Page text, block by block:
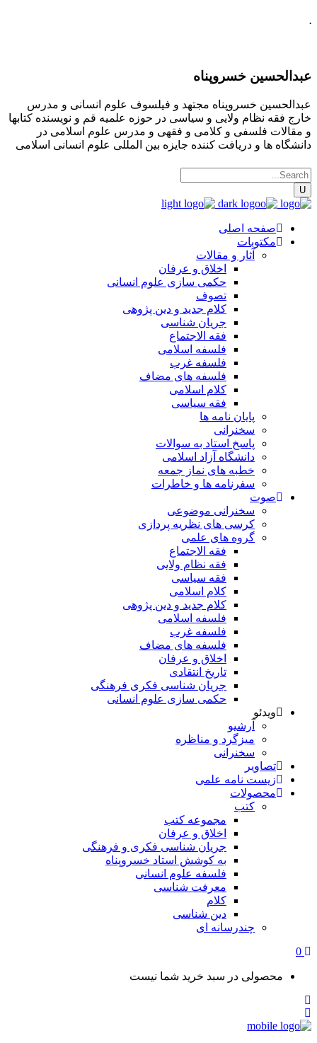
.
عبدالحسین خسروپناه
عبدالحسین خسروپناه مجتهد و فیلسوف علوم انسانی و مدرس
خارج فقه نظام ولایی و سیاسی در حوزه علمیه قم و نویسنده کتابها
و مقالات فلسفی و کلامی و فقهی و مدرس علوم اسلامی در
دانشگاه ها و دریافت کننده جایزه بین المللی علوم انسانی اسلامی
صفحه اصلی
مکتوبات
آثار و مقالات
اخلاق و عرفان
حکمی سازی علوم انسانی
تصوف
کلام جدید و دین پژوهی
جریان شناسی
فقه الاجتماع
فلسفه اسلامی
فلسفه غرب
فلسفه های مضاف
کلام اسلامی
فقه سیاسی
پایان نامه ها
سخنرانی
پاسخ استاد به سوالات
دانشگاه آزاد اسلامی
خطبه های نماز جمعه
سفرنامه ها و خاطرات
صوت
سخنرانی موضوعی
کرسی های نظریه پردازی
گروه های علمی
فقه الاجتماع
فقه نظام ولایی
فقه سیاسی
کلام اسلامی
کلام جدید و دین پژوهی
فلسفه اسلامی
فلسفه غرب
فلسفه های مضاف
اخلاق و عرفان
تاریخ انتقادی
جریان شناسی فکری فرهنگی
حکمی سازی علوم انسانی
ویدئو
آرشیو
میزگرد و مناظره
سخنرانی
تصاویر
زیست نامه علمی
محصولات
کتب
مجموعه کتب
اخلاق و عرفان
جریان شناسی فکری و فرهنگی
به کوشش استاد خسروپناه
فلسفه علوم انسانی
معرفت شناسی
کلام
دین شناسی
چندرسانه ای
0
محصولی در سبد خرید شما نیست